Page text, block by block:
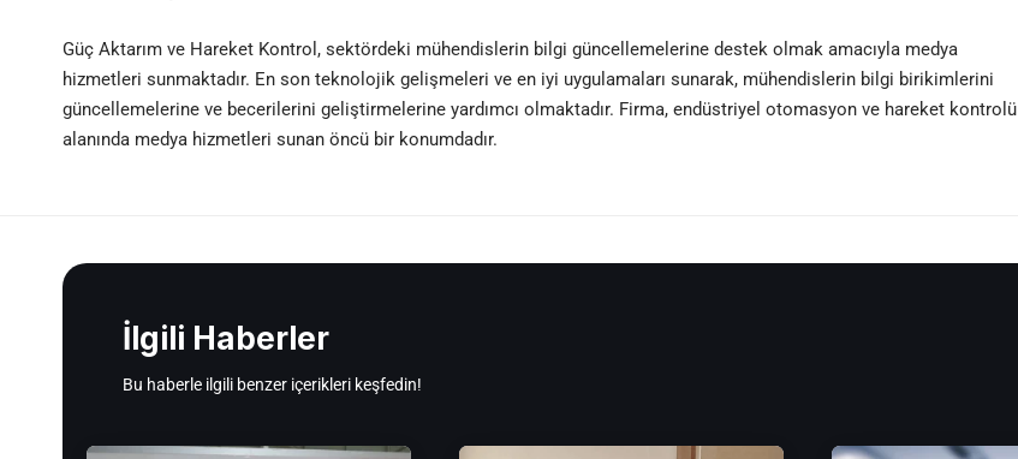
Güç Aktarım ve Hareket Kontrol, sektördeki mühendislerin bilgi güncellemelerine destek olmak amacıyla medya
hizmetleri sunmaktadır. En son teknolojik gelişmeleri ve en iyi uygulamaları sunarak, mühendislerin bilgi birikimlerini
güncellemelerine ve becerilerini geliştirmelerine yardımcı olmaktadır. Firma, endüstriyel otomasyon ve hareket kontrolü
alanında medya hizmetleri sunan öncü bir konumdadır.
İlgili Haberler
Bu haberle ilgili benzer içerikleri keşfedin!